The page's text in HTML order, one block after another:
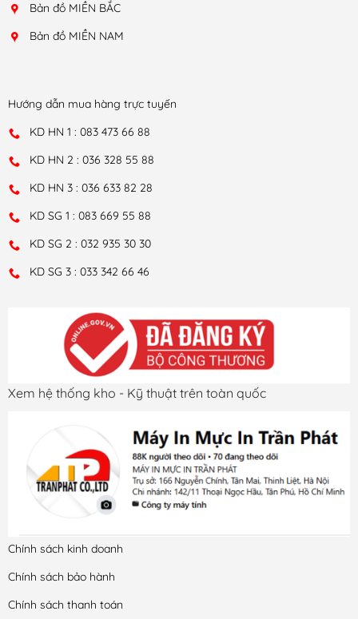
Bản đồ MIỀN BẮC
Bản đồ MIỀN NAM
Hướng dẫn mua hàng trực tuyến
KD HN 1 : 083 473 66 88
KD HN 2 : 036 328 55 88
KD HN 3 : 036 633 82 28
KD SG 1 : 083 669 55 88
KD SG 2 : 032 935 30 30
KD SG 3 : 033 342 66 46
Xem hệ thống kho - Kỹ thuật trên toàn quốc
Chính sách kinh doanh
Chính sách bảo hành
Chính sách thanh toán